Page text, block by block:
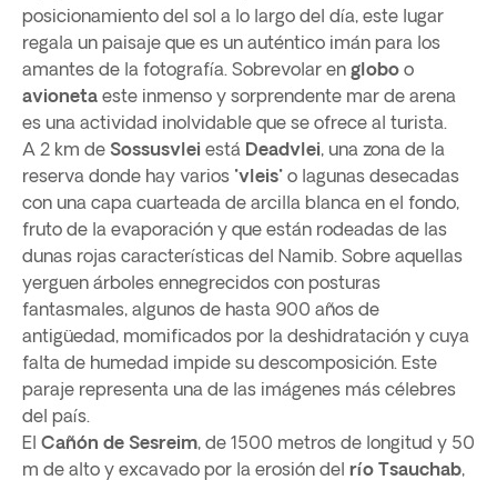
posicionamiento del sol a lo largo del día, este lugar
regala un paisaje que es un auténtico imán para los
amantes de la fotografía. Sobrevolar en globo o
avioneta este inmenso y sorprendente mar de arena
es una actividad inolvidable que se ofrece al turista.
A 2 km de Sossusvlei está Deadvlei, una zona de la
reserva donde hay varios "vleis" o lagunas desecadas
con una capa cuarteada de arcilla blanca en el fondo,
fruto de la evaporación y que están rodeadas de las
dunas rojas características del Namib. Sobre aquellas
yerguen árboles ennegrecidos con posturas
fantasmales, algunos de hasta 900 años de
antigüedad, momificados por la deshidratación y cuya
falta de humedad impide su descomposición. Este
paraje representa una de las imágenes más célebres
del país.
El Cañón de Sesreim, de 1500 metros de longitud y 50
m de alto y excavado por la erosión del río Tsauchab,